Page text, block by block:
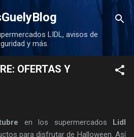
principal
LIDL, avisos de
y más.
OFERTAS Y
en los supermercados Lidl
para disfrutar de Halloween. Así